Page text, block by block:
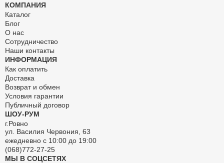
КОМПАНИЯ
Каталог
Блог
О нас
Сотрудничество
Наши контакты
ИНФОРМАЦИЯ
Как оплатить
Доставка
Возврат и обмен
Условия гарантии
Публичный договор
ШОУ-РУМ
г.Ровно
ул. Василия Червония, 63
ежедневно с 10:00 до 19:00
(068)772-27-25
МЫ В СОЦСЕТЯХ